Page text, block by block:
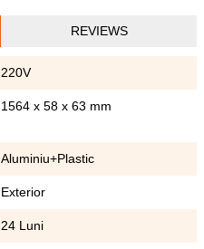
REVIEWS
220V
1564 x 58 x 63 mm
Aluminiu+Plastic
Exterior
24 Luni